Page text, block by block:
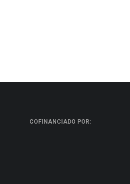
COFINANCIADO POR: